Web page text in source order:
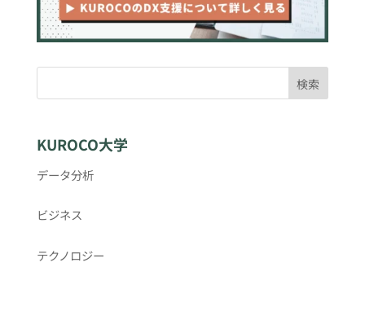
検索
KUROCO大学
データ分析
ビジネス
テクノロジー